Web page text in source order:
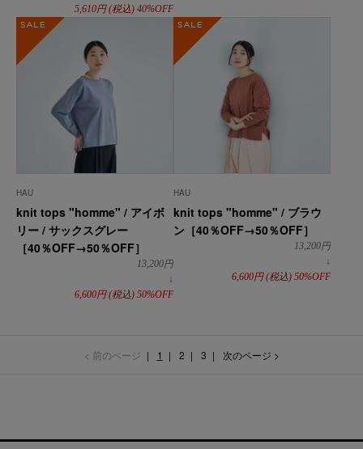
5,610円(税込) 40%OFF
HAU
knit tops "homme" / アイボ
リー / サックスグレー
［40％OFF→50％OFF］
13,200円
↓
6,600円(税込) 50%OFF
HAU
knit tops "homme" / ブラウ
ン［40％OFF→50％OFF］
13,200円
↓
6,600円(税込) 50%OFF
< 前のページ 1 2 3 次のページ >